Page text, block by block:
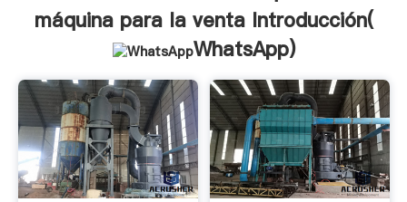
máquina para la venta Introducción(
WhatsApp)